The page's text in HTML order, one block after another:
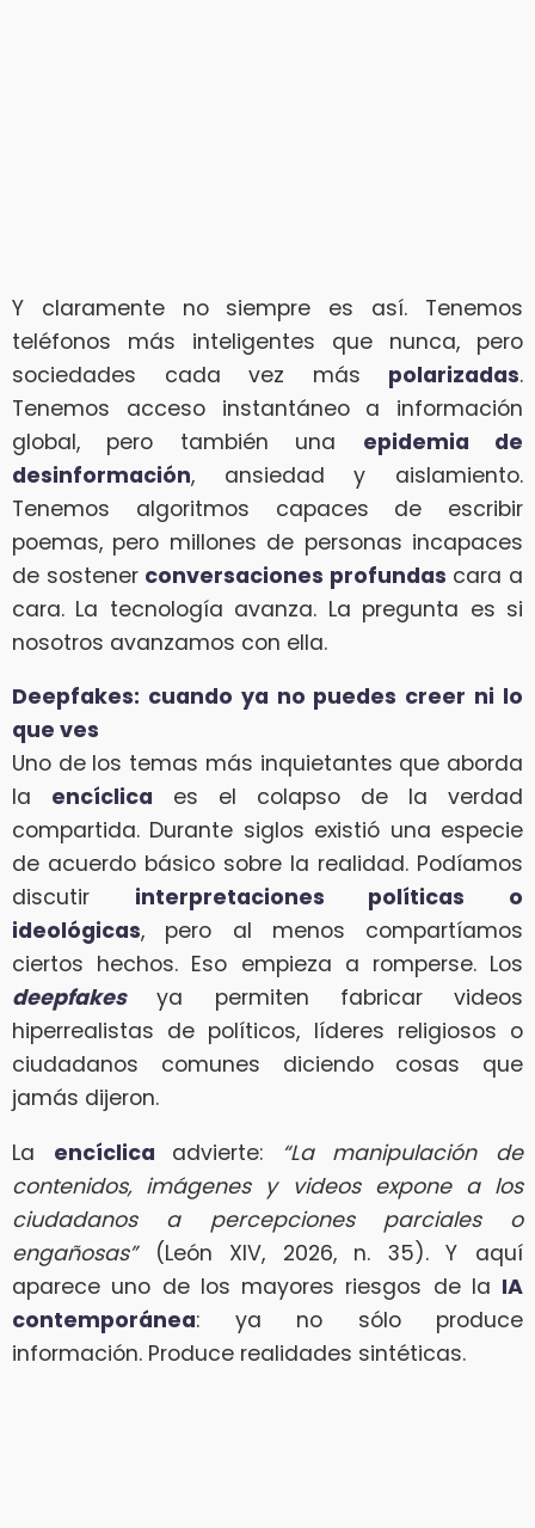
Y claramente no siempre es así. Tenemos
teléfonos más inteligentes que nunca, pero
sociedades cada vez más polarizadas.
Tenemos acceso instantáneo a información
global, pero también una epidemia de
desinformación, ansiedad y aislamiento.
Tenemos algoritmos capaces de escribir
poemas, pero millones de personas incapaces
de sostener conversaciones profundas cara a
cara. La tecnología avanza. La pregunta es si
nosotros avanzamos con ella.
Deepfakes: cuando ya no puedes creer ni lo
que ves
Uno de los temas más inquietantes que aborda
la encíclica es el colapso de la verdad
compartida. Durante siglos existió una especie
de acuerdo básico sobre la realidad. Podíamos
discutir interpretaciones políticas o
ideológicas, pero al menos compartíamos
ciertos hechos. Eso empieza a romperse. Los
deepfakes
ya permiten fabricar videos
hiperrealistas de políticos, líderes religiosos o
ciudadanos comunes diciendo cosas que
jamás dijeron.
La encíclica advierte: “La manipulación de
contenidos, imágenes y videos expone a los
ciudadanos a percepciones parciales o
engañosas”(León XIV, 2026, n. 35). Y aquí
aparece uno de los mayores riesgos de la IA
contemporánea: ya no sólo produce
información. Produce realidades sintéticas.